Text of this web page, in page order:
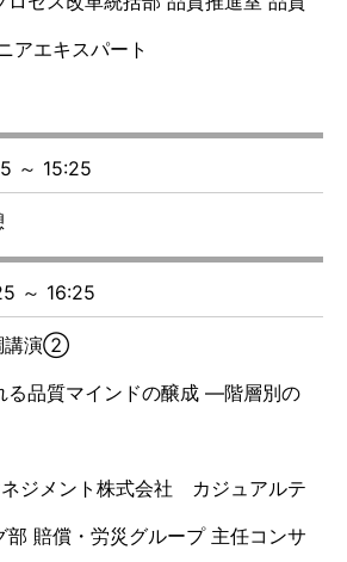
アエキスパート
～ 15:25
～ 16:25
講演②
品質マインドの醸成 ―階層別の
ジメント株式会社 カジュアルテ
部 賠償・労災グループ 主任コンサ